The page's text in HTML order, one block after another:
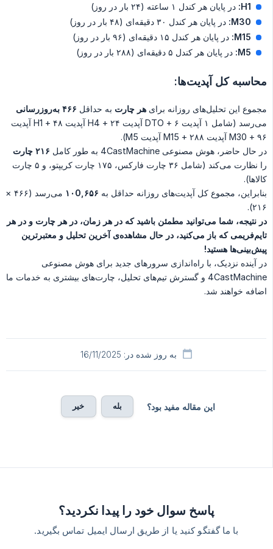
H1: در پایان هر کندل ۱ ساعته (۲۴ بار در روز)
M30: در پایان هر کندل ۳۰ دقیقه‌ای (۴۸ بار در روز)
M15: در پایان هر کندل ۱۵ دقیقه‌ای (۹۶ بار در روز)
M5: در پایان هر کندل ۵ دقیقه‌ای (۲۸۸ بار در روز)
محاسبه کل آپدیت‌ها:
مجموع این تحلیل‌های روزانه برایهر چارت به حداقل ۴۶۶ به‌روزرسانی
می‌رسد (شامل ۱ آپدیت DTO + ۶ آپدیت H4 + ۲۴ آپدیت H1 + ۴۸ آپدیت
M30 + ۹۶ آپدیت M15 + ۲۸۸ آپدیت M5).
در حال حاضر، هوش مصنوعی 4CastMachine به طور کامل
۲۱۶ چارت
را نظارت می‌کند (شامل ۳۶ چارت فارکس، ۱۷۵ چارت کریپتو، و ۵ چارت
کالاها).
بنابراین، مجموع کل آپدیت‌های روزانه حداقل به ۱۰0,۶۵۶
می‌رسد (۴۶۶ ×
۲۱۶).
پیش‌بینی‌ها هستید!
در آینده نزدیک، با راه‌اندازی سرورهای جدید برای هوش مصنوعی
4CastMachine و گسترش تیم‌های تحلیل، چارت‌های بیشتری به خدمات ما
اضافه خواهند شد.
به روز شده در: 16/11/2025
این مقاله مفید بود؟ بله خیر
پاسخ سوال خود را پیدا نکردید؟
با ما گفتگو کنید یا از طریق ارسال ایمیل تماس بگیرید.